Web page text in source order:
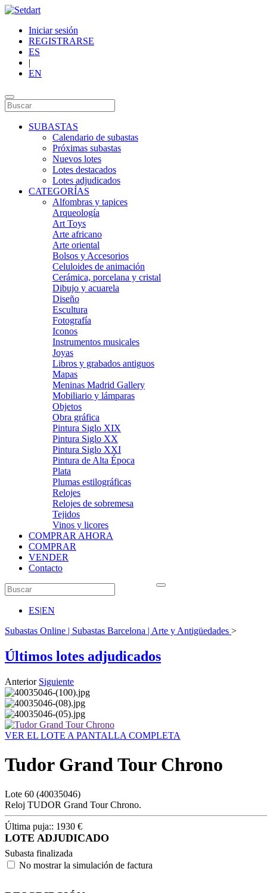
Iniciar sesión
REGISTRARSE
ES
|
EN
SUBASTAS
Calendario de subastas
Próximas subastas
Nuevos lotes
Lotes destacados
Lotes adjudicados
CATEGORÍAS
Alfombras y tapices
Arqueología
Art Toys
Arte africano
Arte oriental
Bolsos y Accesorios
Celuloides de animación
Cerámica, porcelana y cristal
Dibujo y acuarela
Diseño
Escultura
Fotografía
Iconos
Instrumentos musicales
Joyas
Libros y grabados antiguos
Mapas
Meninas Madrid Gallery
Mobiliario y lámparas
Objetos
Obra gráfica
Pintura Siglo XIX
Pintura Siglo XX
Pintura Siglo XXI
Pintura de Alta Época
Plata
Plumas estilográficas
Relojes
Relojes de sobremesa
Tejidos
Vinos y licores
COMPRAR AHORA
COMPRAR
VENDER
Contacto
ES|EN
Subastas Online | Subastas Barcelona | Arte y Antigüedades >
Últimos lotes adjudicados
Anterior Siguiente
VER EL LOTE A PANTALLA COMPLETA
Tudor Grand Tour Chrono
Lote 60 (40035046)
Reloj TUDOR Grand Tour Chrono.
Última puja:: 1930 €
LOTE ADJUDICADO
Subasta finalizada
No mostrar la simulación de factura